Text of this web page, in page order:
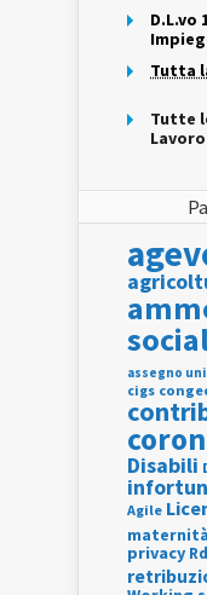
D.L.vo
Tutta
Tutte
Lavoro
assegno
cigs
Disabili
Agile
maternità
privacy